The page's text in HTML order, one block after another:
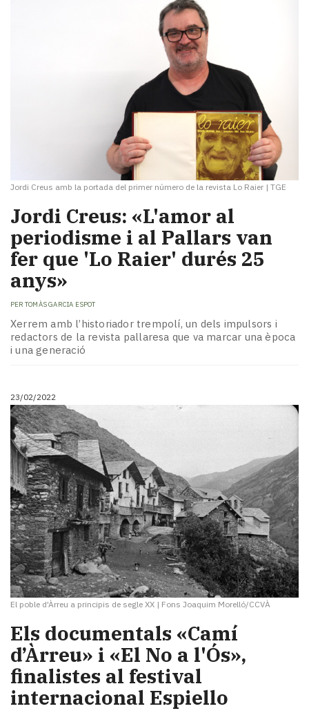
Jordi Creus amb la portada del primer número de la revista Lo Raier | TGE
Jordi Creus: «L'amor al
periodisme i al Pallars van
fer que 'Lo Raier' durés 25
anys»
PER TOMÀS GARCIA ESPOT
Xerrem amb l’historiador trempolí, un dels impulsors i
redactors de la revista pallaresa que va marcar una època
i una generació
23/02/2022
El poble d'Àrreu a principis de segle XX | Fons Joaquim Morelló/CCVÀ
Els documentals «Camí
d’Àrreu» i «El No a l'Ós»,
finalistes al festival
internacional Espiello